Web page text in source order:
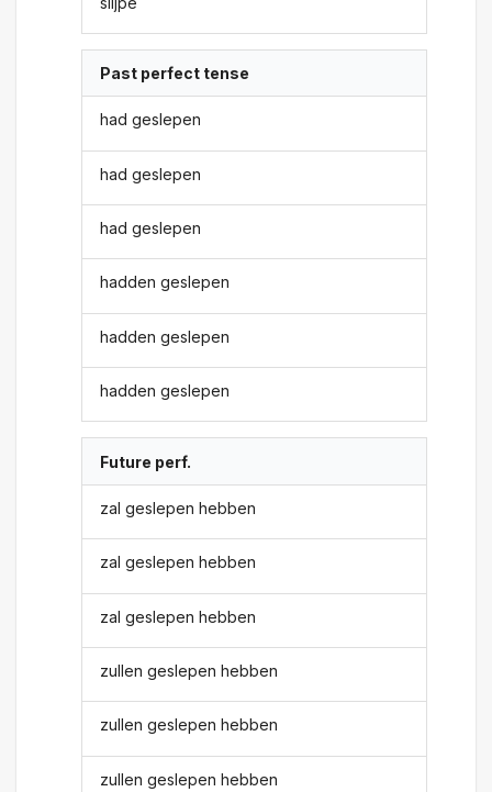
Past perfect tense
had geslepen
had geslepen
had geslepen
hadden geslepen
hadden geslepen
hadden geslepen
Future perf.
zal geslepen hebben
zal geslepen hebben
zal geslepen hebben
zullen geslepen hebben
zullen geslepen hebben
zullen geslepen hebben